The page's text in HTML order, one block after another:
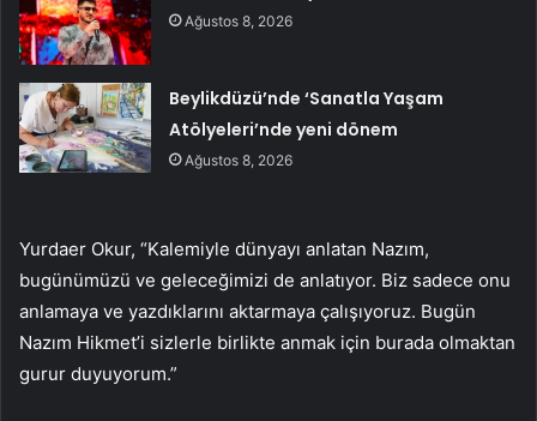
Ağustos 8, 2026
Beylikdüzü’nde ‘Sanatla Yaşam
Atölyeleri’nde yeni dönem
Ağustos 8, 2026
Yurdaer Okur, “Kalemiyle dünyayı anlatan Nazım,
bugünümüzü ve geleceğimizi de anlatıyor. Biz sadece onu
anlamaya ve yazdıklarını aktarmaya çalışıyoruz. Bugün
Nazım Hikmet’i sizlerle birlikte anmak için burada olmaktan
gurur duyuyorum.”